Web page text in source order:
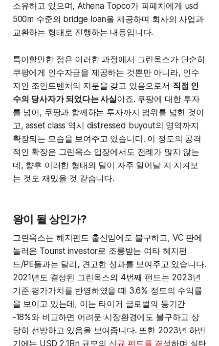
Facility”) with certain direct and/or
indirect subsidiaries of FF PLC, as
borrowers and/or guarantors and
Athena Topco LP, a Delaware
Coupang, Inc. (“Coupang”), and
funds managed and/or advised by
Greenoaks Capital Partners LLC
(“Greenoaks”), as lender (the loans
drawn on the Bridge Loan Facility
from time to time, collectively, the
“Bridge Loans”) and (ii) a
transaction support agreement (the
“Support Agreement”) with, among
other parties, Farfetch Limited,
Athena Topco and an ad hoc group
of lenders (the “AHG”) holding in
excess of
소유하고 있으며, Athena Topco가 파페치에게 usd
500m 수준의 bridge loan을 제공하며 회사의 사업과
교환하는 형태로 진행하는 내용입니다.
특이할만한 점은 이러한 과정에서 그린옥스가 단순히
쿠팡에게 인수자금을 제공하는 것뿐만 아니라, 인수
자인 조인트벤처의 지분을 갖고 있음으로서 직접 인
수의 당사자가 되었다는 사실이죠. 쿠팡에 대한 투자
를 넘어, 쿠팡과 함께하는 투자까지 범위를 넓힌 것이
고, asset class 역시 distressed buyout의 영역까지
확장되는 모습을 보여주고 있습니다. 이 정도의 공격
적인 확장은 그린옥스 입장에서도 전례가 많지 않는
데, 향후 이러한 형태의 딜이 자주 일어날 지 지켜보
는 것도 재밌을 것 같습니다.
왕이 될 상인가?
그린옥스는 헤지펀드 출신임에도 불구하고, VC 판에
놀러온 Tourist investor로 조롱받는 여타 헤지펀
드/PE들과는 달리, 견고한 성과를 보여주고 있습니다.
2021년도 결성된 그린옥스의 4번째 펀드는 2023년
기준 평가가치를 반영하였을 때 3.6% 정도의 수익률
을 보이고 있는데, 이는 타이거 글로벌의 동기간
-18%와 비교하면 어려운 시장환경에도 불구하고 상
당히 선방하고 있음을 보여줍니다. 또한 2023년 하반
기에는 USD 2.1Bn 규모의 신규 펀드를 결성하며 실탄